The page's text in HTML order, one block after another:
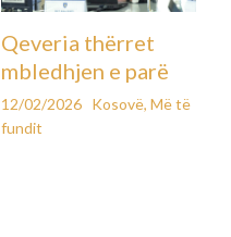
Qeveria thërret
mbledhjen e parë
12/02/2026 Kosovë, Më të
fundit